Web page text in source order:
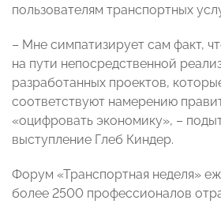
пользователям транспортных
– Мне симпатизирует сам факт,
на пути непосредственной
разработанных проектов,
соответствуют намерению
«оцифровать экономику», –
выступление Глеб Киндер.
Форум «Транспортная неделя»
более 2500 профессионалов